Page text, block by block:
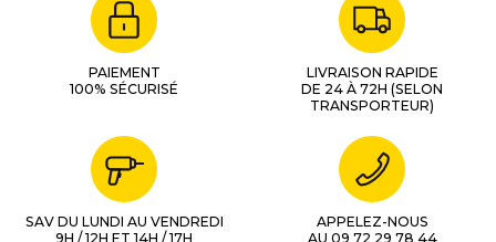
PAIEMENT
100% SÉCURISÉ
LIVRAISON RAPIDE
DE 24 À 72H (SELON
TRANSPORTEUR)
SAV DU LUNDI AU VENDREDI
9H / 12H ET 14H / 17H
APPELEZ-NOUS
AU 09 72 29 78 44